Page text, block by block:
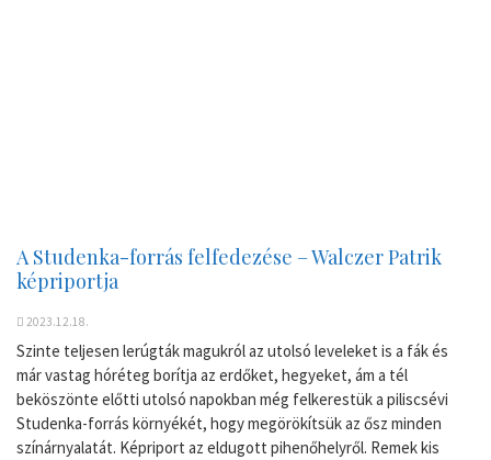
A Studenka-forrás felfedezése – Walczer Patrik
képriportja
2023.12.18.
Szinte teljesen lerúgták magukról az utolsó leveleket is a fák és
már vastag hóréteg borítja az erdőket, hegyeket, ám a tél
beköszönte előtti utolsó napokban még felkerestük a piliscsévi
Studenka-forrás környékét, hogy megörökítsük az ősz minden
színárnyalatát. Képriport az eldugott pihenőhelyről. Remek kis